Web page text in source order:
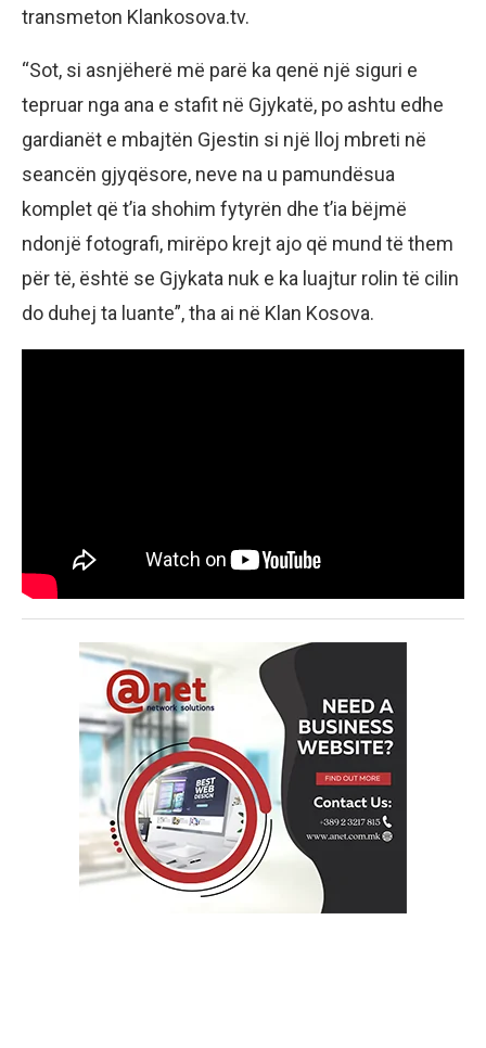
transmeton Klankosova.tv.
“Sot, si asnjëherë më parë ka qenë një siguri e
tepruar nga ana e stafit në Gjykatë, po ashtu edhe
gardianët e mbajtën Gjestin si një lloj mbreti në
seancën gjyqësore, neve na u pamundësua
komplet që t’ia shohim fytyrën dhe t’ia bëjmë
ndonjë fotografi, mirëpo krejt ajo që mund të them
për të, është se Gjykata nuk e ka luajtur rolin të cilin
do duhej ta luante”, tha ai në Klan Kosova.